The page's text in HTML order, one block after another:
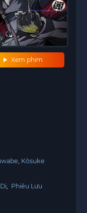
Xem phim
Kôsuke
Phiêu Lưu